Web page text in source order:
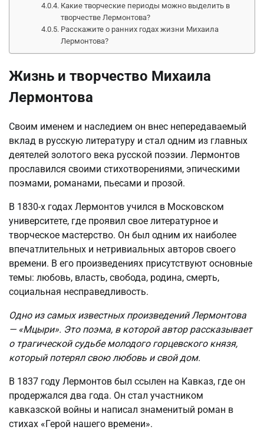
Какие творческие периоды можно выделить в
творчестве Лермонтова?
Расскажите о ранних годах жизни Михаила
Лермонтова?
Жизнь и творчество Михаила
Лермонтова
Своим именем и наследием он внес непередаваемый
вклад в русскую литературу и стал одним из главных
деятелей золотого века русской поэзии. Лермонтов
прославился своими стихотворениями, эпическими
поэмами, романами, пьесами и прозой.
В 1830-х годах Лермонтов учился в Московском
университете, где проявил свое литературное и
творческое мастерство. Он был одним их наиболее
впечатлительных и нетривиальных авторов своего
времени. В его произведениях присутствуют основные
темы: любовь, власть, свобода, родина, смерть,
социальная несправедливость.
Одно из самых известных произведений Лермонтова
— «Мцыри». Это поэма, в которой автор рассказывает
о трагической судьбе молодого горцевского князя,
который потерял свою любовь и свой дом.
В 1837 году Лермонтов был ссылен на Кавказ, где он
продержался два года. Он стал участником
кавказской войны и написал знаменитый роман в
стихах «Герой нашего времени».